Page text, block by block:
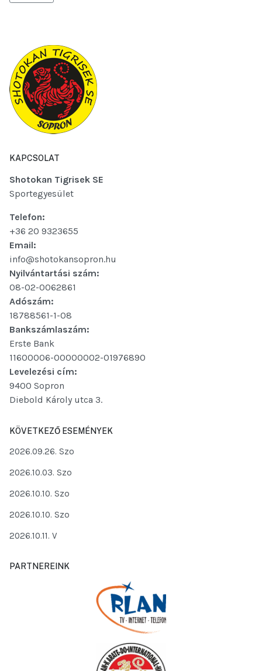
KAPCSOLAT
Shotokan Tigrisek SE
Sportegyesület
Telefon:
+36 20 9323655
Email:
info@shotokansopron.hu
Nyilvántartási szám:
08-02-0062861
Adószám:
18788561-1-08
Bankszámlaszám:
Erste Bank
11600006-00000002-01976890
Levelezési cím:
9400 Sopron
Diebold Károly utca 3.
KÖVETKEZŐ ESEMÉNYEK
2026.09.26. Szo
2026.10.03. Szo
2026.10.10. Szo
2026.10.10. Szo
2026.10.11. V
PARTNEREINK